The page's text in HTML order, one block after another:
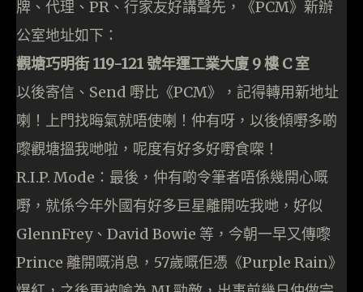
牌、代理、PR、行家友好講聲先，《PCM》新辦
公室地址如下：
觀塘巧明街 119-121 號年運工業大廈 9 樓 C 室
以後寄信、Send 嘢比《PCM》，記得轉用新地址
喇！上門找晦氣就唔使喇！仲有呀，以後傾嘢多啲
嚟觀塘搵我哋啦，呢度有好多好嘢食㗎！
R.I.P. Mode：最後，仲有啲令筆者唔係幾開心嘅
嘢，就係今年外國有好多巨星離開咗我哋，好似
GlennFrey、David Bowie 等，今朝一早又傳嚟
Prince 離開嘅消息，57歲嘅佢憑《Purple Rain》